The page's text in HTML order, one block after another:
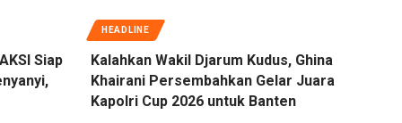
Siap
HEADLINE
Kalahkan Wakil Djarum Kudus, Ghina
Khairani Persembahkan Gelar Juara
Kapolri Cup 2026 untuk Banten